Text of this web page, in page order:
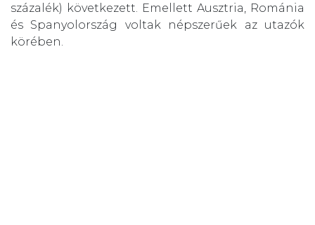
százalék) következett. Emellett Ausztria, Románia
és Spanyolország voltak népszerűek az utazók
körében.